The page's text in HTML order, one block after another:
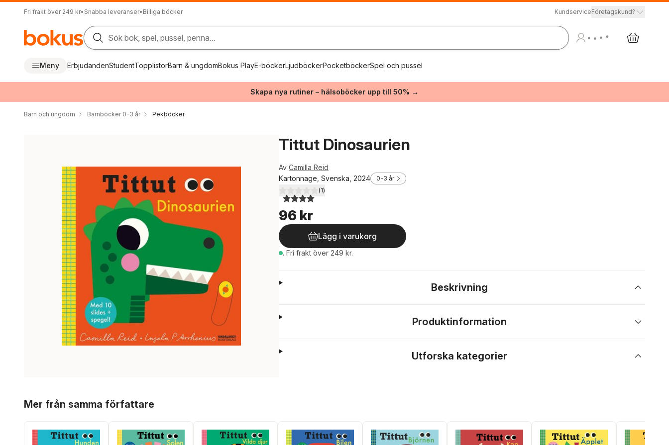
Fri frakt över 249 kr• Snabba leveranser• Billiga böcker KundserviceFöretagskund?
Sök bok, spel, pussel, penna...
Meny ErbjudandenStudentTopplistorBarn & ungdomBokus PlayE-böckerLjudböckerPocketböckerSpel och pussel
Skapa nya rutiner – hälsoböcker upp till 50% →
Barn och ungdom Barnböcker 0-3 år Pekböcker
Tittut Dinosaurien
Av Camilla Reid
Kartonnage, Svenska, 2024
0-3 år
4,0utav 5 stjärnor. Totalt antal röster:
(1)
96 kr
Lägg i varukorg
. Fri frakt över 249 kr.
Beskrivning
Produktinformation
Utforska kategorier
Mer från samma författare